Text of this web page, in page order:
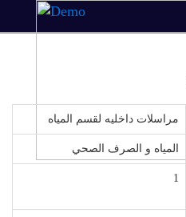
مراسلات داخليه لقسم المياه
المياه و الصرف الصحي
1